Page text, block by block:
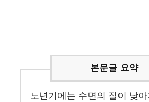
노년기에는 수면의 질이 낮아